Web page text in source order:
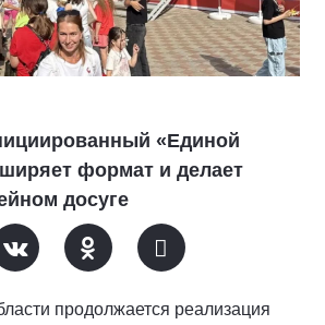
«Единой
формат и делает
досуге
продолжается реализация